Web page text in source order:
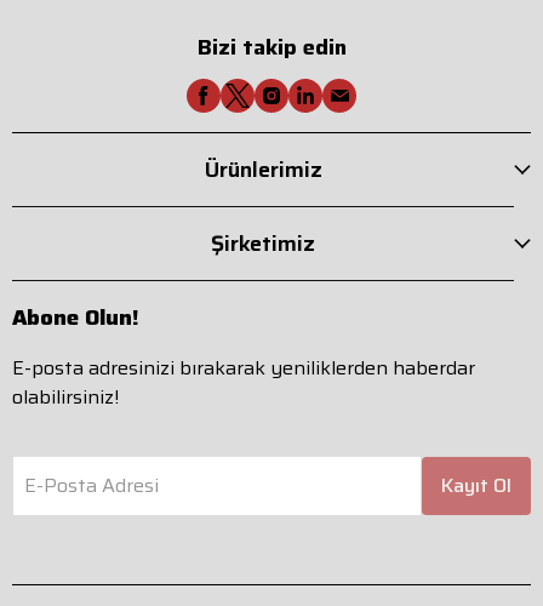
Bizi takip edin
Ürünlerimiz
Şirketimiz
Abone Olun!
E-posta adresinizi bırakarak yeniliklerden haberdar
olabilirsiniz!
E-Posta Adresi Kayıt Ol